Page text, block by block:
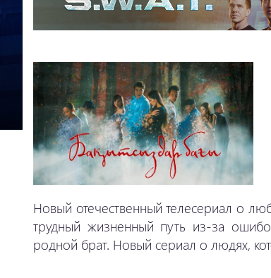
Новый отечественный телесериал о
трудный жизненный путь из-за
родной брат. Новый сериал о людях,